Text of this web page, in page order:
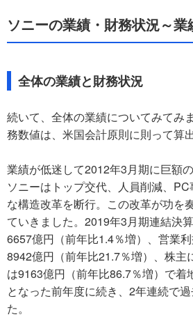
ソニーの業績・財務状況～業
全体の業績と財務状況
続いて、全体の業績についてみてみ
務数値は、米国会計原則に則って算
業績が低迷して2012年3月期に巨額
ソニーはトップ交代、人員削減、
な構造改革を断行。この改革が功を
ていきました。2019年3月期連結決
6657億円（前年比1.4％増）、営業
8942億円（前年比21.7％増）、株主
は9163億円（前年比86.7％増）で着
となった前年度に続き、2年連続で
た。